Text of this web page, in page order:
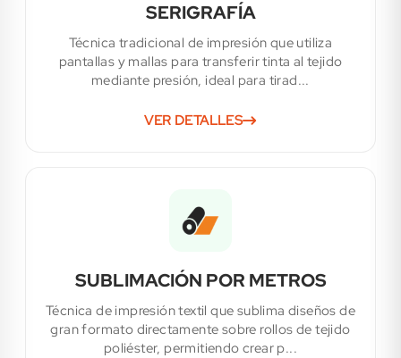
SERIGRAFÍA
Técnica tradicional de impresión que utiliza
pantallas y mallas para transferir tinta al tejido
mediante presión, ideal para tirad...
VER DETALLES
SUBLIMACIÓN POR METROS
Técnica de impresión textil que sublima diseños de
gran formato directamente sobre rollos de tejido
poliéster, permitiendo crear p...